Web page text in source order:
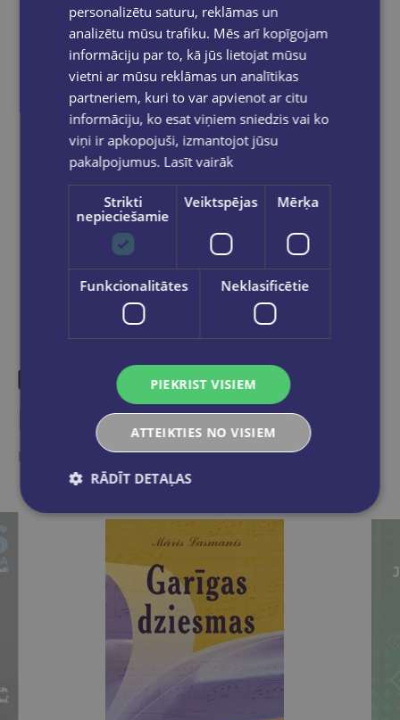
izsūtīti 2-5 darba dienu laikā.
Bezmaksas piegādeuz OMNIVA
pakomātiem Latvijā pasūtījumiem no €40.00.
Bezmaksas piegāde jebkurā GLOBUSS
grāmatnīcā 1-5 darba dienu laikā, kad
pasūtījums būs gatavs saņemšanai, saņemsi
e-pastu un/ vai SMS.
Dalies sociālajos tīklos:
Līdzīgas preces
Ieskaties, varbūt noder
personalizētu saturu, reklāmas un
analizētu mūsu trafiku. Mēs arī kopīgojam
informāciju par to, kā jūs lietojat mūsu
vietni ar mūsu reklāmas un analītikas
partneriem, kuri to var apvienot ar citu
informāciju, ko esat viņiem sniedzis vai ko
viņi ir apkopojuši, izmantojot jūsu
pakalpojumus. Lasīt vairāk
Strikti
nepieciešamie
Veiktspējas Mērķa
Funkcionalitātes Neklasificētie
PIEKRIST VISIEM
ATTEIKTIES NO VISIEM
RĀDĪT DETAĻAS